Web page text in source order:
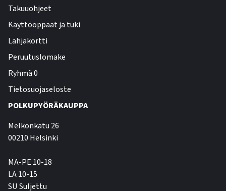
Takuuohjeet
Käyttöoppaat ja tuki
Lahjakortti
Peruutuslomake
Ryhmä 0
Tietosuojaseloste
POLKUPYÖRÄKAUPPA
Melkonkatu 26
00210 Helsinki
MA-PE 10-18
LA 10-15
SU Suljettu